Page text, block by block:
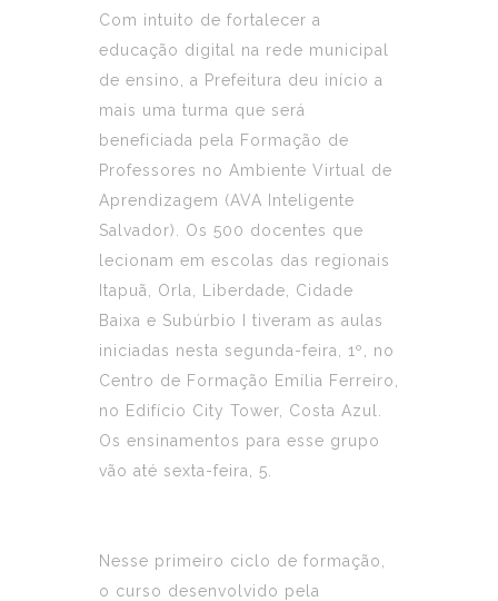
Com intuito de fortalecer a
educação digital na rede municipal
de ensino, a Prefeitura deu início a
mais uma turma que será
beneficiada pela Formação de
Professores no Ambiente Virtual de
Aprendizagem (AVA Inteligente
Salvador). Os 500 docentes que
lecionam em escolas das regionais
Itapuã, Orla, Liberdade, Cidade
Baixa e Subúrbio I tiveram as aulas
iniciadas nesta segunda-feira, 1º, no
Centro de Formação Emília Ferreiro,
no Edifício City Tower, Costa Azul.
Os ensinamentos para esse grupo
vão até sexta-feira, 5.
Nesse primeiro ciclo de formação,
o curso desenvolvido pela